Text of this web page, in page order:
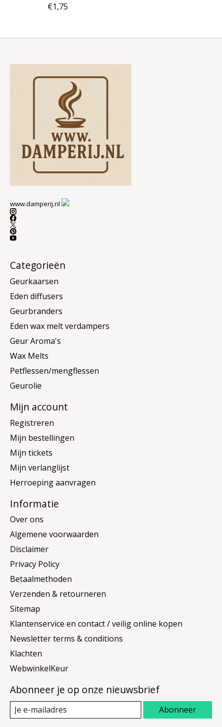
€1,75
www.damperij.nl
Categorieën
Geurkaarsen
Eden diffusers
Geurbranders
Eden wax melt verdampers
Geur Aroma's
Wax Melts
Petflessen/mengflessen
Geurolie
Mijn account
Registreren
Mijn bestellingen
Mijn tickets
Mijn verlanglijst
Herroeping aanvragen
Informatie
Over ons
Algemene voorwaarden
Disclaimer
Privacy Policy
Betaalmethoden
Verzenden & retourneren
Sitemap
Klantenservice en contact / veilig online kopen
Newsletter terms & conditions
Klachten
WebwinkelKeur
Abonneer je op onze nieuwsbrief
Abonneer